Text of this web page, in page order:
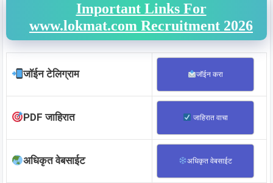
Important Links For
www.lokmat.com Recruitment 2026
जॉईन टेलिग्राम जॉईन करा
PDF जाहिरात जाहिरात वाचा
अधिकृत वेबसाईट अधिकृत वेबसाईट